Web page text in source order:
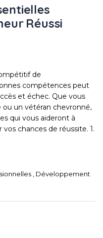
Réussi
de
compétences peut
et échec. Que vous
un vétéran chevronné,
qui vous aideront à
chances de réussite. 1.
, Développement